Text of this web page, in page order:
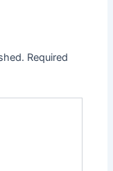
Required